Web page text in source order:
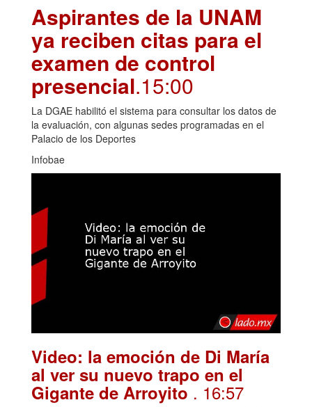
Aspirantes de la UNAM
ya reciben citas para el
examen de control
presencial.15:00
La DGAE habilitó el sistema para consultar los datos de
la evaluación, con algunas sedes programadas en el
Palacio de los Deportes
Infobae
Video: la emoción de Di María
al ver su nuevo trapo en el
Gigante de Arroyito . 16:57